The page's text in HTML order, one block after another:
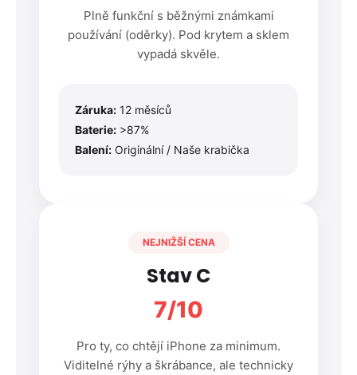
Plně funkční s běžnými známkami
používání (oděrky). Pod krytem a sklem
vypadá skvěle.
Záruka: 12 měsíců
Baterie: >87%
Balení: Originální / Naše krabička
NEJNIŽŠÍ CENA
Stav C
7/10
Pro ty, co chtějí iPhone za minimum.
Viditelné rýhy a škrábance, ale technicky